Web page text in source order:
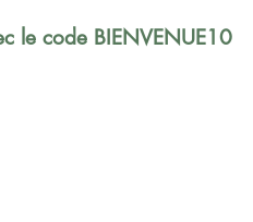
le code BIENVENUE10